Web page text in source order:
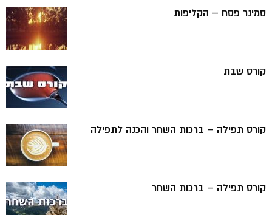
סמינר פסח – הקליפות
קורס שבת
קורס תפילה – ברכות השחר והכנה לתפילה
קורס תפילה – ברכות השחר